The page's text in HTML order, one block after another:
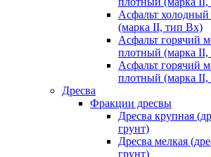
Асфальт
(марка II, тип Вх)
Асфальт горячий
плотный (марка
Асфальт горячий
плотный (марка II,
Дресва
Фракции дресвы
Дресва крупная
грунт)
Дресва мелкая
грунт)